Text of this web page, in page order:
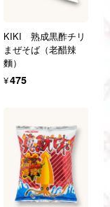
KIKI 熟成黒酢チリ
まぜそば（老醋辣
麵）
¥475